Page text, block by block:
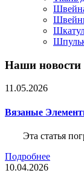
Наши новости
11.05.2026
Вязаные
Эта статья
Подробнее
10.04.2026